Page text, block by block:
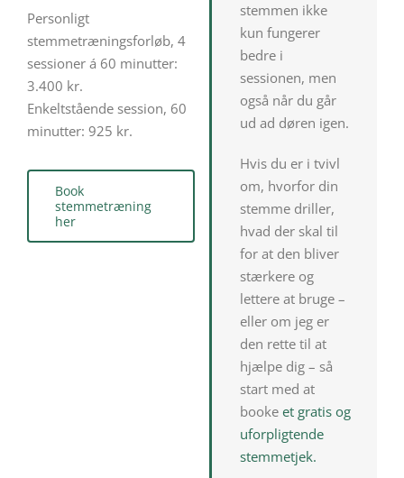
Personligt
stemmetræningsforløb, 4
sessioner á 60 minutter:
3.400 kr.
Enkeltstående session, 60
minutter: 925 kr.
Book
stemmetræning
her
stemmen ikke
kun fungerer
bedre i
sessionen, men
også når du går
ud ad døren igen.
Hvis du er i tvivl
om, hvorfor din
stemme driller,
hvad der skal til
for at den bliver
stærkere og
lettere at bruge –
eller om jeg er
den rette til at
hjælpe dig – så
start med at
booke et gratis og
uforpligtende
stemmetjek.